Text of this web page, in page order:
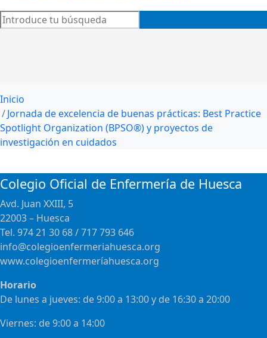
Inicio
Jornada de excelencia de buenas prácticas: Best Practice
Spotlight Organization (BPSO®) y proyectos de
investigación en cuidados
Colegio Oficial de Enfermería de Huesca
Avd. Juan XXIII, 5
22003 – Huesca
Tel. 974 21 30 68 / 717 793 646
info@colegioenfermeriahuesca.org
www.colegioenfermeríahuesca.org
Horario
De lunes a jueves: de 9:00 a 13:00 y de 16:30 a 20:00
Viernes: de 9:00 a 14:00